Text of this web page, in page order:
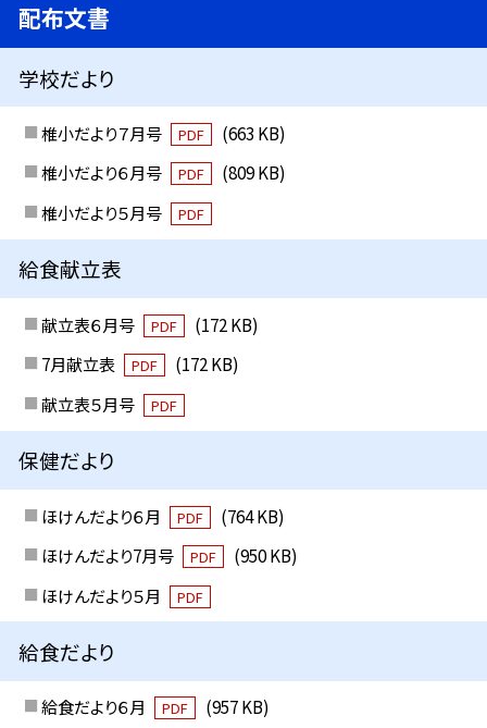
配布文書
学校だより
椎小だより７月号 PDF
(663 KB)
椎小だより６月号
PDF
(809 KB)
椎小だより５月号
PDF
給食献立表
献立表６月号 PDF
(172 KB)
7月献立表
PDF
(172 KB)
献立表５月号
PDF
保健だより
ほけんだより６月 PDF
(764 KB)
ほけんだより7月号
PDF
(950 KB)
ほけんだより５月
PDF
給食だより
給食だより６月 PDF (957 KB)